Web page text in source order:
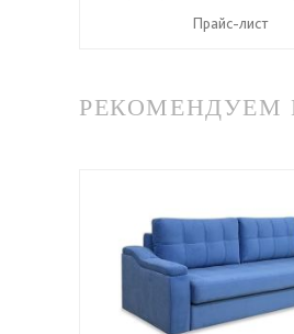
Прайс-лист
РЕКОМЕНДУЕМ